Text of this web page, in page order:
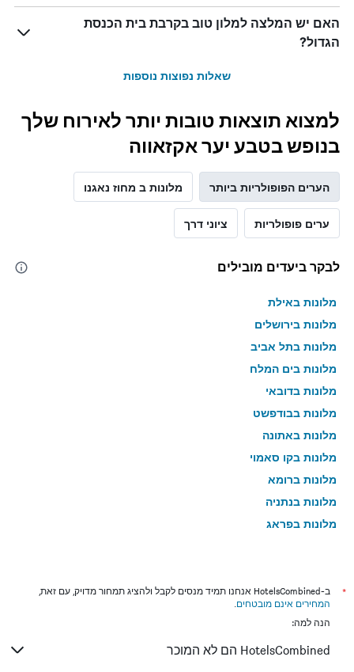
האם יש המלצה למלון טוב בקרבת בית הכנסת
הגדול?
שאלות נפוצות נוספות
למצוא תוצאות טובות יותר לאירוח שלך
בנופש בטבע יער אקזאווה
הערים הפופולריות ביותר מלונות ב מחוז נאגנו
ערים פופולריות ציוני דרך
לבקר ביעדים מובילים
מלונות באילת
מלונות בירושלים
מלונות בתל אביב
מלונות בים המלח
מלונות בדובאי
מלונות בבודפשט
מלונות באתונה
מלונות בקו סאמוי
מלונות ברומא
מלונות בנתניה
מלונות בפראג
מלונות בניו יורק
מלונות בבנגקוק
מלונות בבוקרשט
*
ב-HotelsCombined אנחנו תמיד מנסים לקבל ולהציג תמחור מדויק, עם זאת,
המחירים אינם מובטחים.
הנה למה:
HotelsCombined הם לא המוכר